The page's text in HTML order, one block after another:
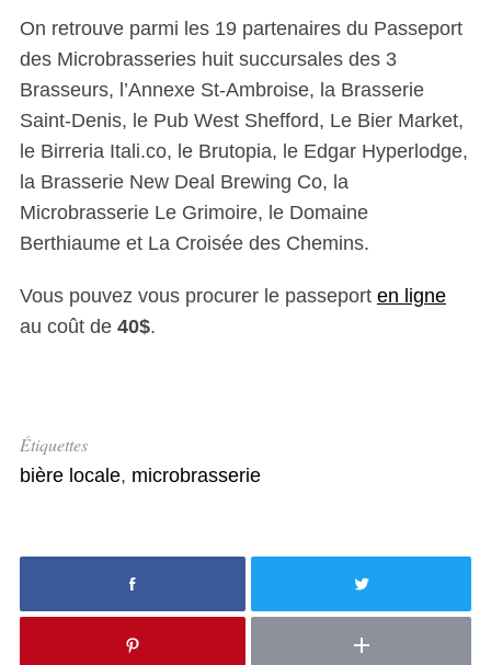
On retrouve parmi les 19 partenaires du Passeport
des Microbrasseries huit succursales des3
Brasseurs, l’Annexe St-Ambroise, la Brasserie
Saint-Denis, le Pub West Shefford, Le Bier Market,
le Birreria Itali.co, le Brutopia, le Edgar Hyperlodge,
la Brasserie New Deal Brewing Co, la
Microbrasserie Le Grimoire, le Domaine
Berthiaume et La Croisée desChemins.
Vous pouvez vous procurer le passeport en ligne
au coût de 40$.
Étiquettes
bière locale, microbrasserie